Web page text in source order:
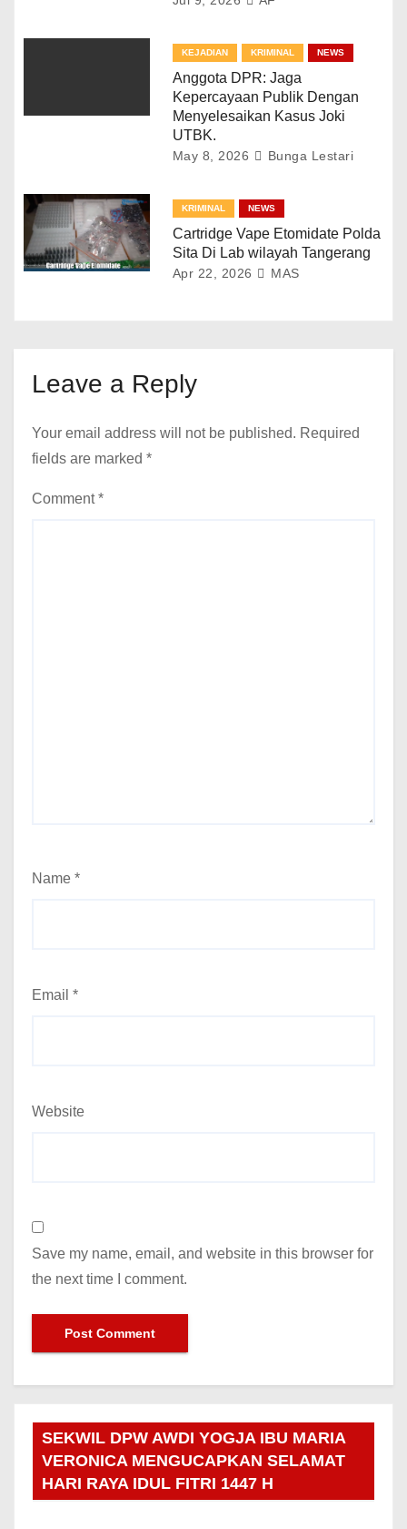
KEJADIAN KRIMINAL NEWS
Anggota DPR: Jaga
Kepercayaan Publik Dengan
Menyelesaikan Kasus Joki
UTBK.
May 8, 2026 Bunga Lestari
KRIMINAL NEWS
Cartridge Vape Etomidate Polda
Sita Di Lab wilayah Tangerang
Apr 22, 2026 MAS
Leave a Reply
Your email address will not be published. Required
fields are marked *
Comment*
Name *
Email *
Website
Save my name, email, and website in this browser for
the next time I comment.
SEKWIL DPW AWDI YOGJA IBU MARIA
VERONICA MENGUCAPKAN SELAMAT
HARI RAYA IDUL FITRI 1447 H